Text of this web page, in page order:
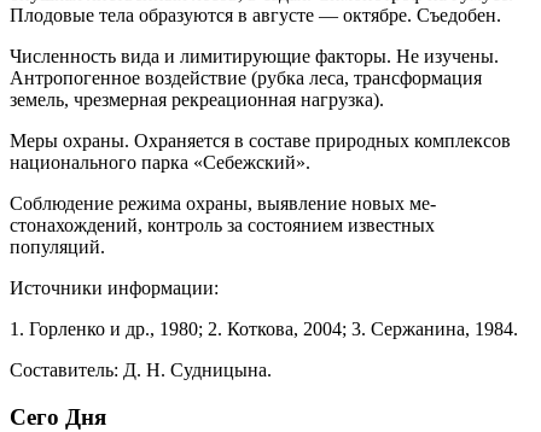
Плодовые тела образуются в августе — октябре. Съедобен.
Численность вида и лимитирующие факто­ры. Не изучены.
Антропогенное воздействие (рубка леса, трансформация
земель, чрезмерная рекреаци­онная нагрузка).
Меры охраны. Охраняется в составе природ­ных комплексов
национального парка «Себежский».
Соблюдение режима охраны, выявление новых ме­
стонахождений, контроль за состоянием известных
популяций.
Источники информации:
1. Горленко и др., 1980; 2. Коткова, 2004; 3. Сержанина, 1984.
Составитель: Д. Н. Судницына.
Сего Дня